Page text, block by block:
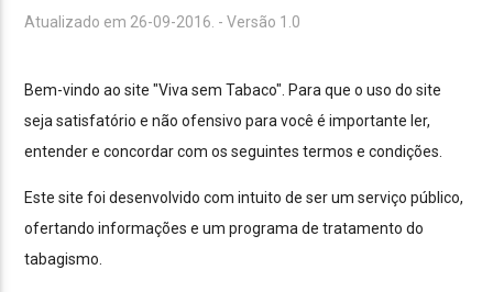
Atualizado em 26-09-2016. - Versão 1.0
Bem-vindo ao site "Viva sem Tabaco". Para que o uso do site
seja satisfatório e não ofensivo para você é importante ler,
entender e concordar com os seguintes termos e condições.
Este site foi desenvolvido com intuito de ser um serviço público,
ofertando informações e um programa de tratamento do
tabagismo.